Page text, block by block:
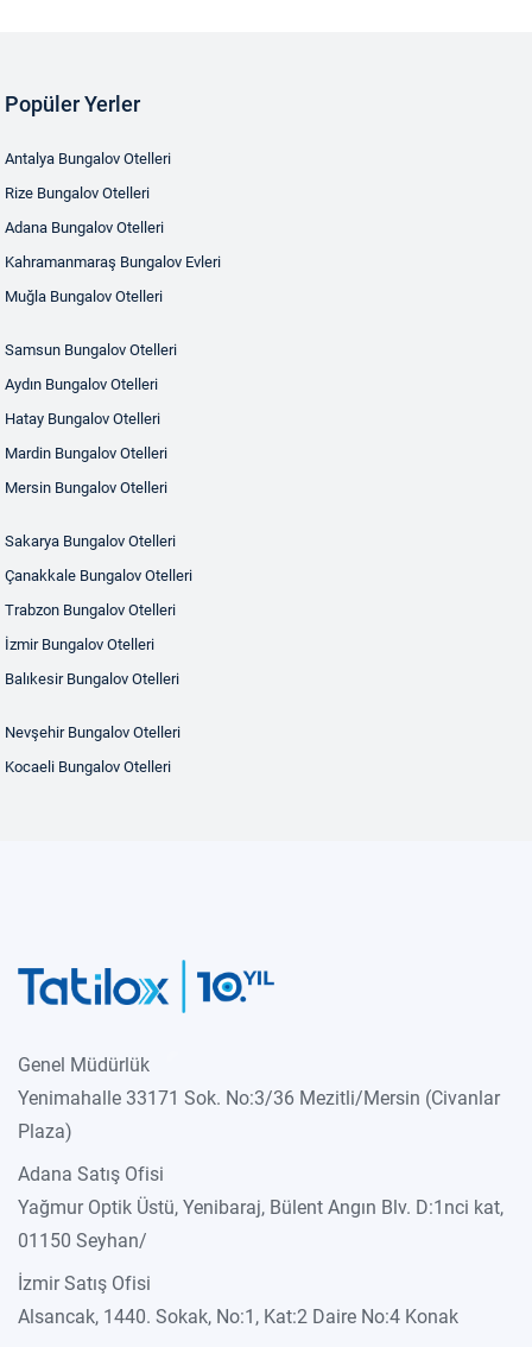
Popüler Yerler
Antalya Bungalov Otelleri
Rize Bungalov Otelleri
Adana Bungalov Otelleri
Kahramanmaraş Bungalov Evleri
Muğla Bungalov Otelleri
Samsun Bungalov Otelleri
Aydın Bungalov Otelleri
Hatay Bungalov Otelleri
Mardin Bungalov Otelleri
Mersin Bungalov Otelleri
Sakarya Bungalov Otelleri
Çanakkale Bungalov Otelleri
Trabzon Bungalov Otelleri
İzmir Bungalov Otelleri
Balıkesir Bungalov Otelleri
Nevşehir Bungalov Otelleri
Kocaeli Bungalov Otelleri
Genel Müdürlük
Yenimahalle 33171 Sok. No:3/36 Mezitli/Mersin (Civanlar
Plaza)
Adana Satış Ofisi
Yağmur Optik Üstü, Yenibaraj, Bülent Angın Blv. D:1nci kat,
01150 Seyhan/
İzmir Satış Ofisi
Alsancak, 1440. Sokak, No:1, Kat:2 Daire No:4 Konak